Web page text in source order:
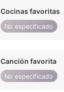
Cocinas favoritas
No especificado
Canción favorita
No especificado